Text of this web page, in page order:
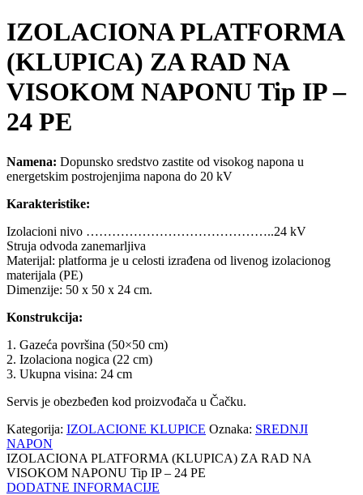
IZOLACIONA PLATFORMA
(KLUPICA) ZA RAD NA
VISOKOM NAPONU Tip IP –
24 PE
Namena: Dopunsko sredstvo zastite od visokog napona u
energetskim postrojenjima napona do 20 kV
Karakteristike:
Izolacioni nivo ……………………………………..24 kV
Struja odvoda zanemarljiva
Materijal: platforma je u celosti izrađena od livenog izolacionog
materijala (PE)
Dimenzije: 50 x 50 x 24 cm.
Konstrukcija:
1. Gazeća površina (50×50 cm)
2. Izolaciona nogica (22 cm)
3. Ukupna visina: 24 cm
Servis je obezbeđen kod proizvođača u Čačku.
Kategorija: IZOLACIONE KLUPICE Oznaka: SREDNJI
NAPON
IZOLACIONA PLATFORMA (KLUPICA) ZA RAD NA
VISOKOM NAPONU Tip IP – 24 PE
DODATNE INFORMACIJE